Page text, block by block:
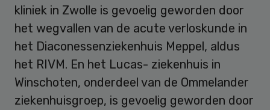
kliniek in Zwolle is gevoelig geworden door
het wegvallen van de acute verloskunde in
het Diaconessenziekenhuis Meppel, aldus
het RIVM. En het Lucas- ziekenhuis in
Winschoten, onderdeel van de Ommelander
ziekenhuisgroep, is gevoelig geworden door